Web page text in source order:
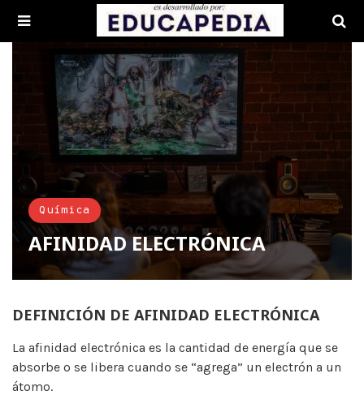
Química
AFINIDAD ELECTRÓNICA
DEFINICIÓN DE AFINIDAD ELECTRÓNICA
La afinidad electrónica es la cantidad de energía que se
absorbe o se libera cuando se “agrega” un electrón a un
átomo.